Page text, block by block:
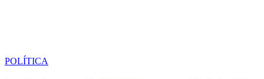
POLÍTICA